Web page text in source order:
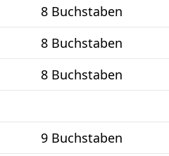
8 Buchstaben
8 Buchstaben
8 Buchstaben
9 Buchstaben